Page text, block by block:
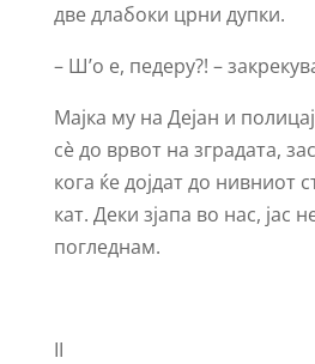
две длабоки црни дупки.
– Ш’о е, педеру?! –
Мајка му на Дејан и
сѐ до врвот на зградата,
кога ќе дојдат до нивниот
кат. Деки зјапа во нас, јас
погледнам.
II